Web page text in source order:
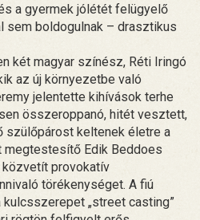
a gyermek jólétét felügyelő
sem boldogulnak – drasztikus
két magyar színész, Réti Iringó
az új környezetbe való
jelentette kihívások terhe
összeroppanó, hitét vesztett,
szülőpárost keltenek életre a
megtestesítő Edik Beddoes
provokatív
törékenységet. A fiú
„street casting”